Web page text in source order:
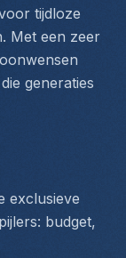
tijdloze
Met een zeer
generaties
exclusieve
budget,